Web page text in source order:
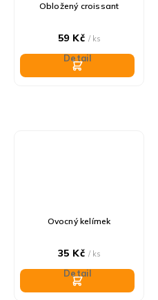
Obložený croissant
59 Kč / ks
Detail
Ovocný kelímek
35 Kč / ks
Detail